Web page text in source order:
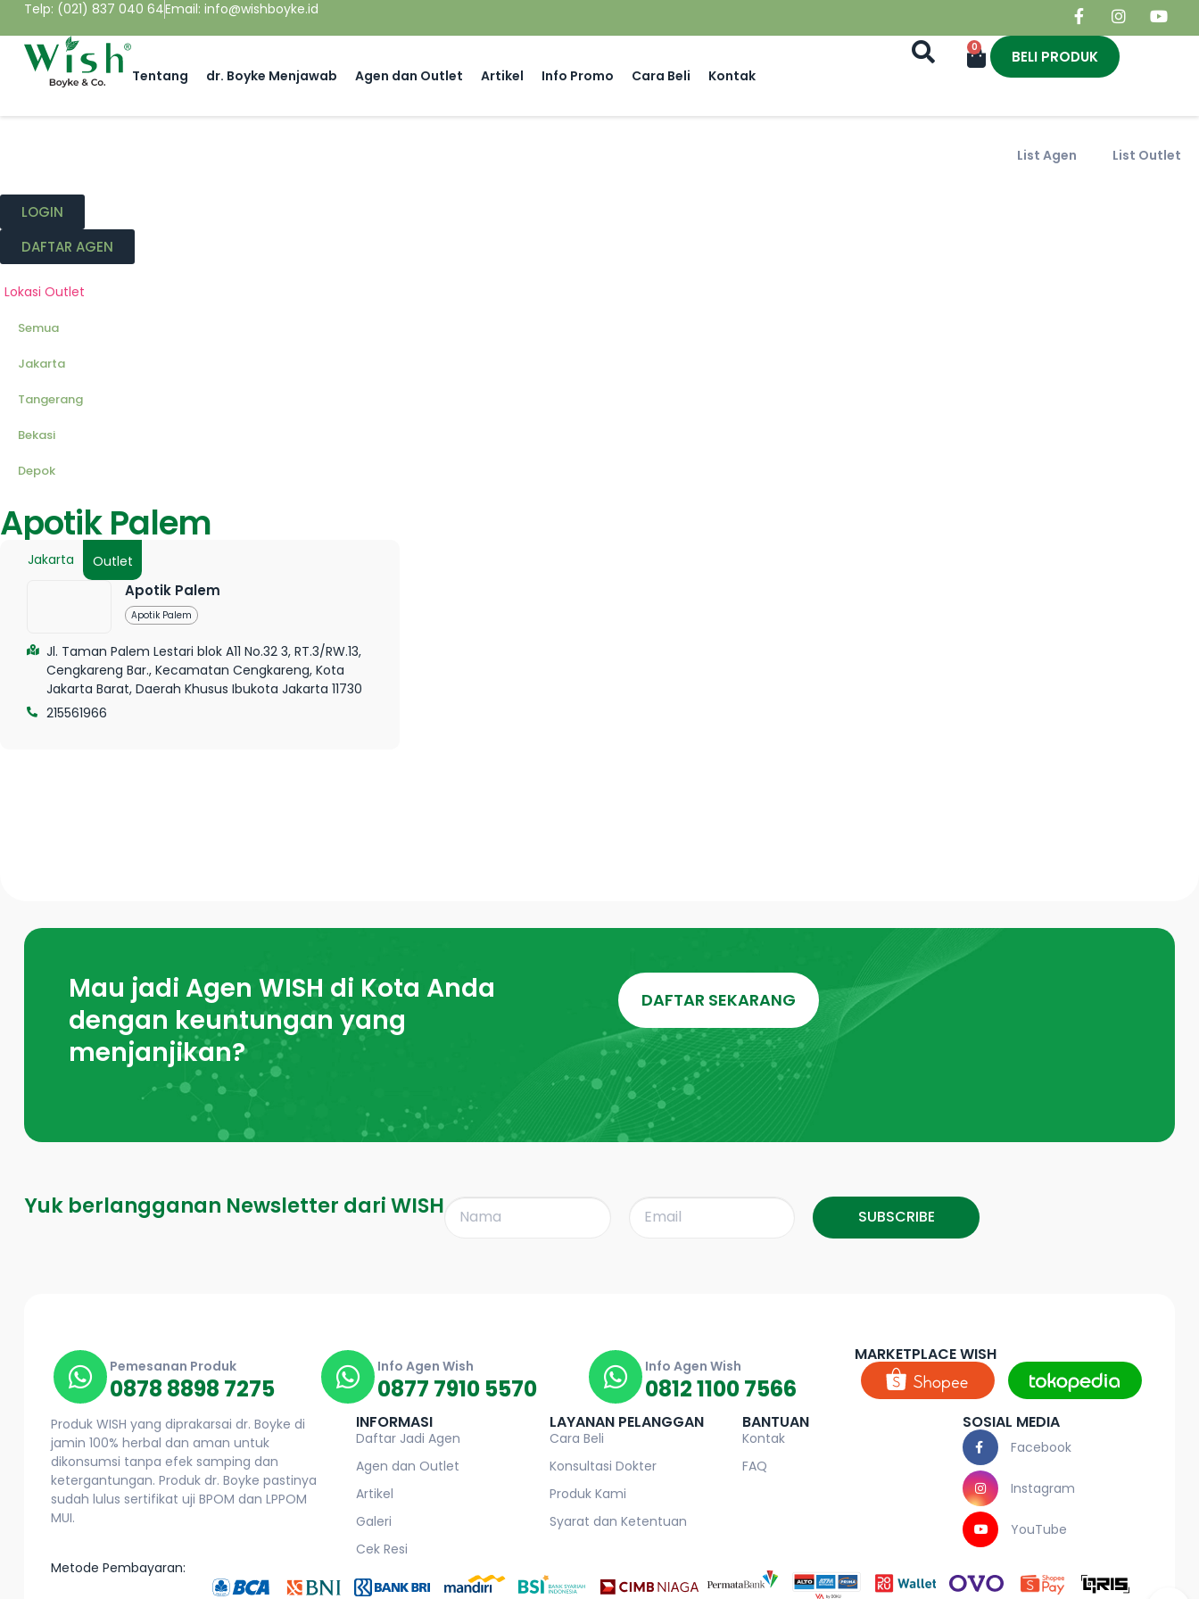
Telp: (021) 837 040 64Email: info@wishboyke.id
Tentang dr. Boyke Menjawab Agen dan Outlet Artikel Info Promo Cara Beli Kontak
0
BELI PRODUK
List Agen List Outlet
LOGIN
DAFTAR AGEN
Lokasi Outlet
Semua
Jakarta
Tangerang
Bekasi
Depok
Apotik Palem
Jakarta Outlet
Apotik Palem
Apotik Palem
Jl. Taman Palem Lestari blok A11 No.32 3, RT.3/RW.13,
Cengkareng Bar., Kecamatan Cengkareng, Kota
Jakarta Barat, Daerah Khusus Ibukota Jakarta 11730
215561966
Mau jadi Agen WISH di Kota Anda
dengan keuntungan yang
menjanjikan?
DAFTAR SEKARANG
Yuk berlangganan Newsletter dari WISH SUBSCRIBE
0878 8898 7275
Pemesanan Produk
0877 7910 5570
Info Agen Wish
0812 1100 7566
Info Agen Wish
MARKETPLACE WISH
Produk WISH yang diprakarsai dr. Boyke di
jamin 100% herbal dan aman untuk
dikonsumsi tanpa efek samping dan
ketergantungan. Produk dr. Boyke pastinya
sudah lulus sertifikat uji BPOM dan LPPOM
MUI.
INFORMASI
Daftar Jadi Agen
Agen dan Outlet
Artikel
Galeri
Cek Resi
LAYANAN PELANGGAN
Cara Beli
Konsultasi Dokter
Produk Kami
Syarat dan Ketentuan
BANTUAN
Kontak
FAQ
SOSIAL MEDIA
Facebook
Instagram
YouTube
Metode Pembayaran: